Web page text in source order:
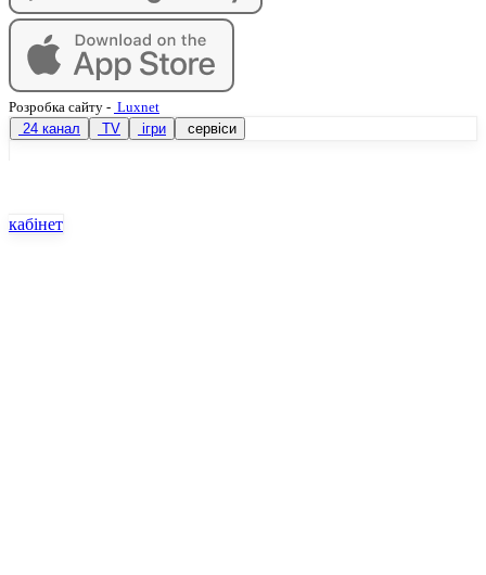
Розробка сайту - Luxnet
24 канал
TV ігри сервіси
кабінет